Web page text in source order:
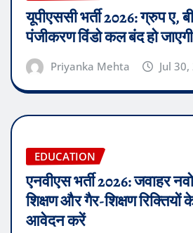
यूपीएससी भर्ती 2026: ग्रुप ए,
पंजीकरण विंडो कल बंद हो
Priyanka Mehta Jul
EDUCATION
एनवीएस भर्ती 2026: जवाहर
शिक्षण और गैर-शिक्षण
आवेदन करें